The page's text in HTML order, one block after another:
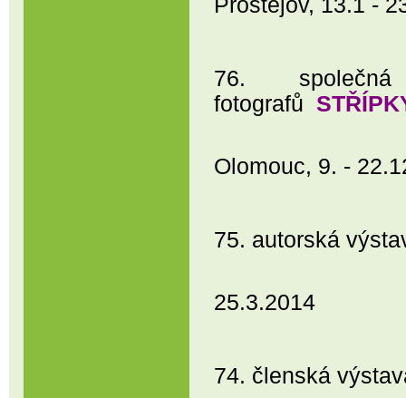
Prostějov, 13.1 -
76.
fotografů
Olomouc, 9. -
75. autorská
25.3.2014
74. členská